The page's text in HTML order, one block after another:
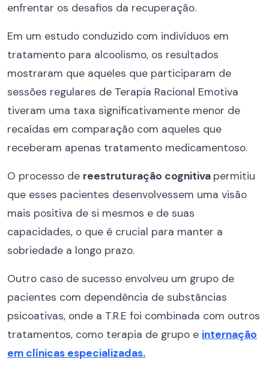
enfrentar os desafios da recuperação.
Em um estudo conduzido com indivíduos em
tratamento para alcoolismo, os resultados
mostraram que aqueles que participaram de
sessões regulares de Terapia Racional Emotiva
tiveram uma taxa significativamente menor de
recaídas em comparação com aqueles que
receberam apenas tratamento medicamentoso.
O processo de reestruturação cognitiva permitiu
que esses pacientes desenvolvessem uma visão
mais positiva de si mesmos e de suas
capacidades, o que é crucial para manter a
sobriedade a longo prazo.
Outro caso de sucesso envolveu um grupo de
pacientes com dependência de substâncias
psicoativas, onde a T.R.E foi combinada com outros
tratamentos, como terapia de grupo e internação
em clínicas especializadas.